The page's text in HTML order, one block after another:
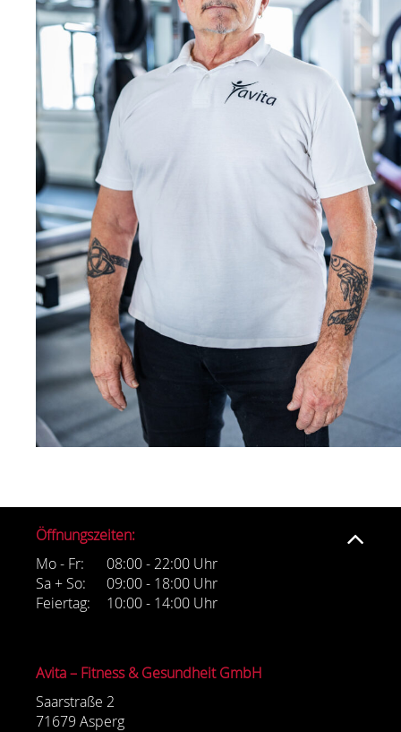
Öffnungszeiten:
Mo - Fr:
08:00 - 22:00 Uhr
Sa + So:
09:00 - 18:00 Uhr
Feiertag:
10:00 - 14:00 Uhr
Avita – Fitness & Gesundheit GmbH
Saarstraße 2
71679 Asperg